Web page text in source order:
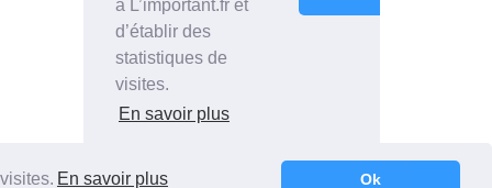
En savoir plus Ok